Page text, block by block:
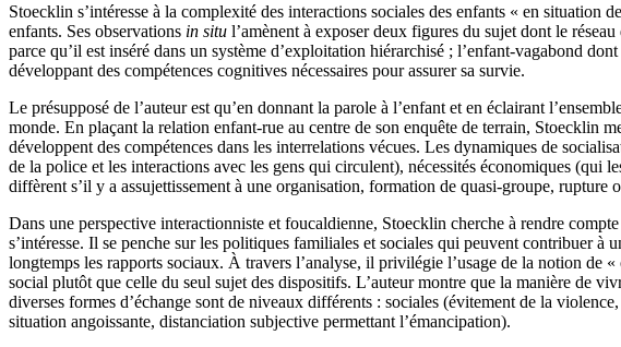
Stoecklin s’intéresse à la complexité des interactions sociales des enfants « en situation
enfants. Ses observations in situ l’amènent à exposer deux figures du sujet dont le
parce qu’il est inséré dans un système d’exploitation hiérarchisé ; l’enfant-vagabond
développant des compétences cognitives nécessaires pour assurer sa survie.
Le présupposé de l’auteur est qu’en donnant la parole à l’enfant et en éclairant
monde. En plaçant la relation enfant-rue au centre de son enquête de terrain, Stoecklin
développent des compétences dans les interrelations vécues. Les dynamiques de
de la police et les interactions avec les gens qui circulent), nécessités économiques (qui
diffèrent s’il y a assujettissement à une organisation, formation de quasi-groupe, rupture
Dans une perspective interactionniste et foucaldienne, Stoecklin cherche à rendre
s’intéresse. Il se penche sur les politiques familiales et sociales qui peuvent contribuer
longtemps les rapports sociaux. À travers l’analyse, il privilégie l’usage de la notion de
social plutôt que celle du seul sujet des dispositifs. L’auteur montre que la manière de
diverses formes d’échange sont de niveaux différents : sociales (évitement de la
situation angoissante, distanciation subjective permettant l’émancipation).